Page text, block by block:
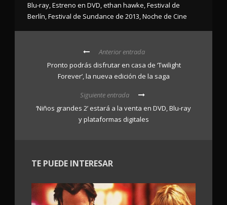
Blu-ray,Estreno en DVD,ethan hawke,Festival de
Berlín,Festival de Sundance de 2013,Noche de Cine
Anterior entrada
Pronto podrás disfrutar en casa de ‘Twilight
Forever’, la nueva edición de la saga
Siguiente entrada
‘Niños grandes 2’ estará a la venta en DVD, Blu-ray
y plataformas digitales
TE PUEDE INTERESAR